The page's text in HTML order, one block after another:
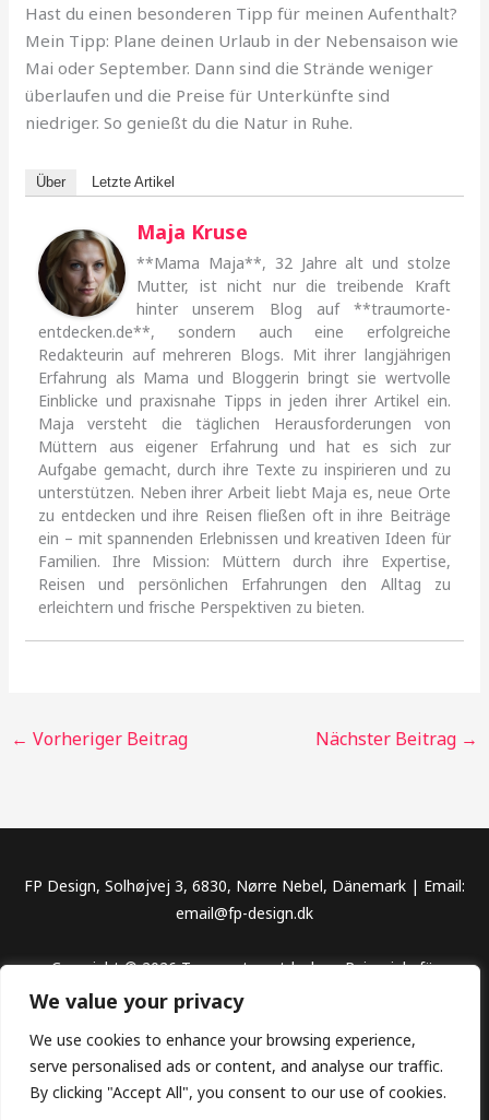
We value your privacy
We use cookies to enhance your browsing experience,
serve personalised ads or content, and analyse our traffic.
By clicking "Accept All", you consent to our use of cookies.
Hast du einen besonderen Tipp für meinen Aufenthalt?
Mein Tipp: Plane deinen Urlaub in der Nebensaison wie
Mai oder September. Dann sind die Strände weniger
überlaufen und die Preise für Unterkünfte sind
niedriger. So genießt du die Natur in Ruhe.
Über Letzte Artikel
Maja Kruse
**Mama Maja**, 32 Jahre alt und stolze
Mutter, ist nicht nur die treibende Kraft
hinter unserem Blog auf **traumorte-
entdecken.de**, sondern auch eine erfolgreiche
Redakteurin auf mehreren Blogs. Mit ihrer langjährigen
Erfahrung als Mama und Bloggerin bringt sie wertvolle
Einblicke und praxisnahe Tipps in jeden ihrer Artikel ein.
Maja versteht die täglichen Herausforderungen von
Müttern aus eigener Erfahrung und hat es sich zur
Aufgabe gemacht, durch ihre Texte zu inspirieren und zu
unterstützen. Neben ihrer Arbeit liebt Maja es, neue Orte
zu entdecken und ihre Reisen fließen oft in ihre Beiträge
ein – mit spannenden Erlebnissen und kreativen Ideen für
Familien. Ihre Mission: Müttern durch ihre Expertise,
Reisen und persönlichen Erfahrungen den Alltag zu
erleichtern und frische Perspektiven zu bieten.
← Vorheriger Beitrag Nächster Beitrag →
FP Design, Solhøjvej 3, 6830, Nørre Nebel, Dänemark | Email:
email@fp-design.dk
Copyright © 2026 Traumorte entdecken, Reiseziele für
unvergessliche Abenteuer
Datenschutz